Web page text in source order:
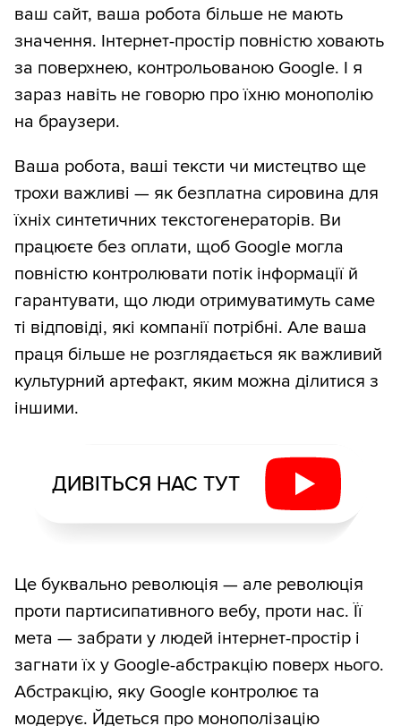
ваш сайт, ваша робота більше не мають
значення. Інтернет-простір повністю ховають
за поверхнею, контрольованою Google. І я
зараз навіть не говорю про їхню монополію
на браузери.
Ваша робота, ваші тексти чи мистецтво ще
трохи важливі — як безплатна сировина для
їхніх синтетичних текстогенераторів. Ви
працюєте без оплати, щоб Google могла
повністю контролювати потік інформації й
гарантувати, що люди отримуватимуть саме
ті відповіді, які компанії потрібні. Але ваша
праця більше не розглядається як важливий
культурний артефакт, яким можна ділитися з
іншими.
ДИВІТЬСЯ НАС ТУТ
Це буквально революція — але революція
проти партисипативного вебу, проти нас. Її
мета — забрати у людей інтернет-простір і
загнати їх у Google-абстракцію поверх нього.
Абстракцію, яку Google контролює та
модерує. Йдеться про монополізацію